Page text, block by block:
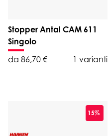
Stopper Antal CAM 611
Singolo
da 86,70 €
1 varianti
15%